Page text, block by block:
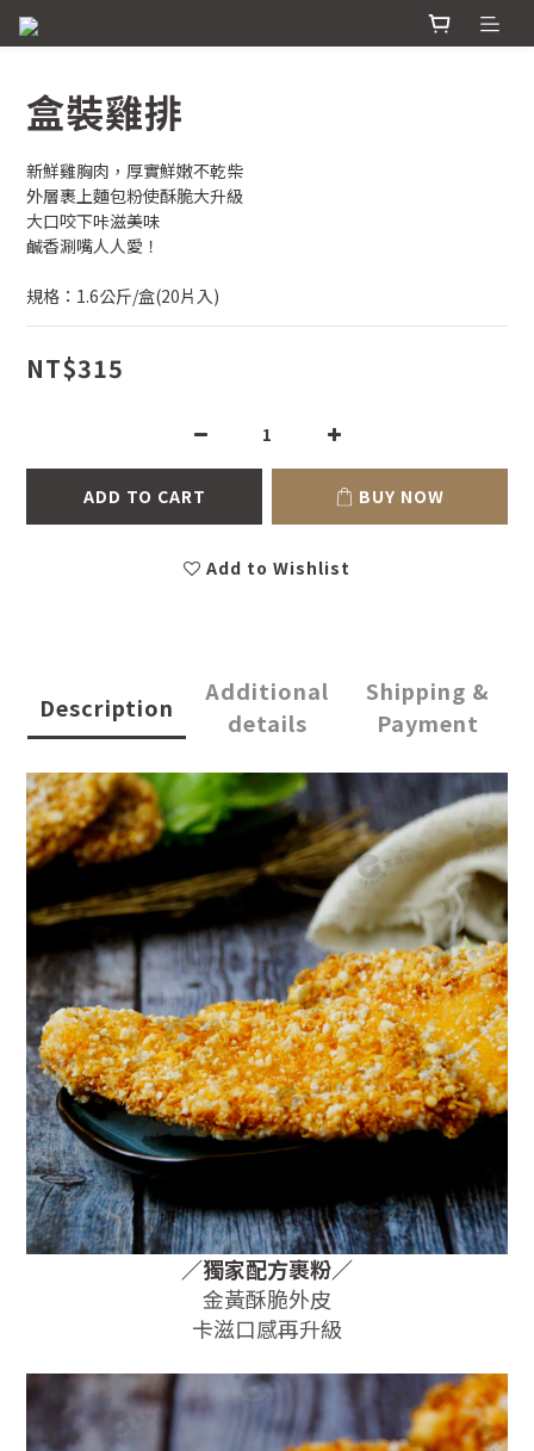
盒裝雞排
新鮮雞胸肉，厚實鮮嫩不乾柴
外層裹上麵包粉使酥脆大升級
大口咬下咔滋美味
鹹香涮嘴人人愛！
規格：1.6公斤/盒(20片入)
NT$315
ADD TO CART BUY NOW
Add to Wishlist
Description
Additional
details
Shipping &
Payment
／獨家配方裹粉／
金黃酥脆外皮
卡滋口感再升級